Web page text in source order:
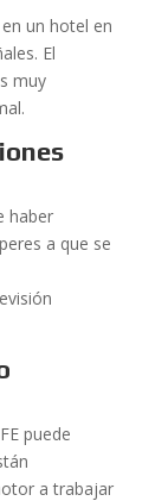
un hotel en
El
muy
haber
a que se
puede
a trabajar